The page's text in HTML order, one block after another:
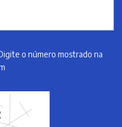
o número mostrado na